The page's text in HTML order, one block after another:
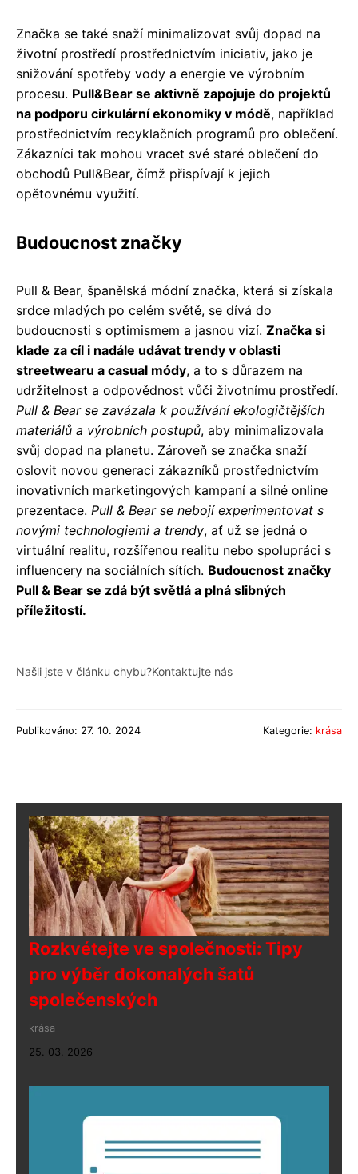
Značka se také snaží minimalizovat svůj dopad na
životní prostředí prostřednictvím iniciativ, jako je
snižování spotřeby vody a energie ve výrobním
procesu. Pull&Bear se aktivně zapojuje do projektů
na podporu cirkulární ekonomiky v módě, například
prostřednictvím recyklačních programů pro oblečení.
Zákazníci tak mohou vracet své staré oblečení do
obchodů Pull&Bear, čímž přispívají k jejich
opětovnému využití.
Budoucnost značky
Pull & Bear, španělská módní značka, která si získala
srdce mladých po celém světě, se dívá do
budoucnosti s optimismem a jasnou vizí. Značka si
klade za cíl i nadále udávat trendy v oblasti
streetwearu a casual módy, a to s důrazem na
udržitelnost a odpovědnost vůči životnímu prostředí.
Pull & Bear se zavázala k používání ekologičtějších
materiálů a výrobních postupů, aby minimalizovala
svůj dopad na planetu. Zároveň se značka snaží
oslovit novou generaci zákazníků prostřednictvím
inovativních marketingových kampaní a silné online
prezentace. Pull & Bear se nebojí experimentovat s
novými technologiemi a trendy, ať už se jedná o
virtuální realitu, rozšířenou realitu nebo spolupráci s
influencery na sociálních sítích. Budoucnost značky
Pull & Bear se zdá být světlá a plná slibných
příležitostí.
Našli jste v článku chybu?Kontaktujte nás
Publikováno: 27. 10. 2024 Kategorie: krása
Rozkvétejte ve společnosti: Tipy
pro výběr dokonalých šatů
společenských
krása
25. 03. 2026